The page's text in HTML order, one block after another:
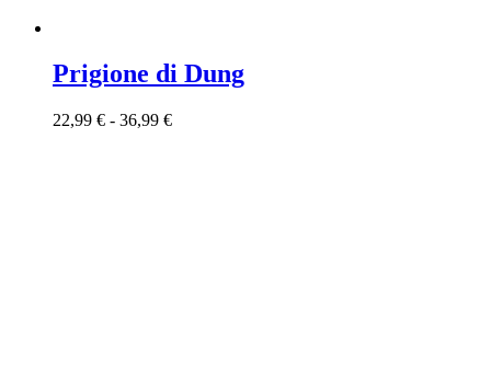
Prigione di Dung
22,99 € - 36,99 €